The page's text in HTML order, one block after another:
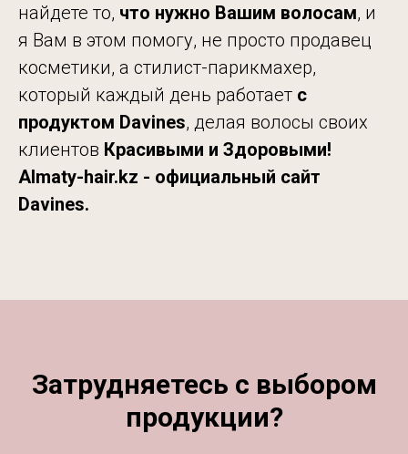
найдете то, что нужно Вашим волосам, и
я Вам в этом помогу, не просто продавец
косметики, а стилист-парикмахер,
который каждый день работает с
продуктом Davines, делая волосы своих
клиентов Красивыми и Здоровыми!
Almaty-hair.kz - официальный сайт
Davines.
Затрудняетесь с выбором
продукции?